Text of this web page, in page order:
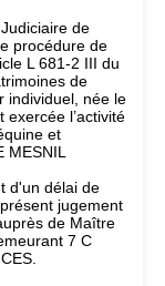
de
procédure de
L 681-2 III du
de
individuel, née le
exercée l’activité
et
d'un délai de
jugement
de Maître
7 C